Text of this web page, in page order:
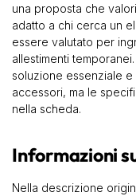
una proposta che
adatto a chi cerca un
essere valutato per
allestimenti
soluzione essenziale
accessori, ma le
nella scheda.
Informazioni
Nella descrizione